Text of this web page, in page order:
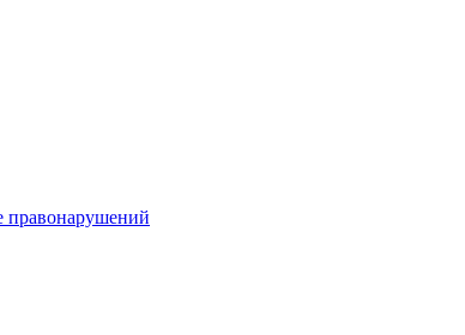
правонарушений